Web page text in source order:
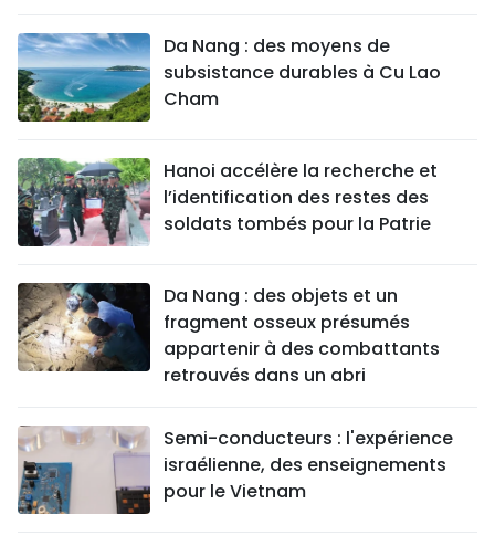
Da Nang : des moyens de
subsistance durables à Cu Lao
Cham
Hanoi accélère la recherche et
l’identification des restes des
soldats tombés pour la Patrie
Da Nang : des objets et un
fragment osseux présumés
appartenir à des combattants
retrouvés dans un abri
Semi-conducteurs : l'expérience
israélienne, des enseignements
pour le Vietnam